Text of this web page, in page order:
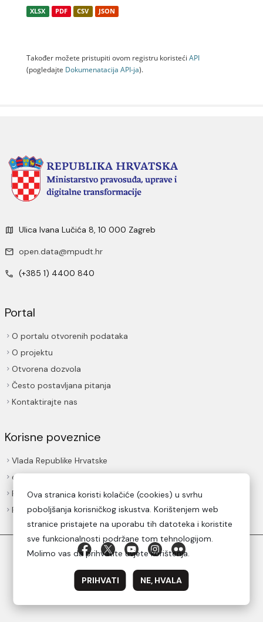
XLSX PDF CSV JSON
Također možete pristupiti ovom registru koristeći API
(pogledajte Dokumenаtаcijа API-jа).